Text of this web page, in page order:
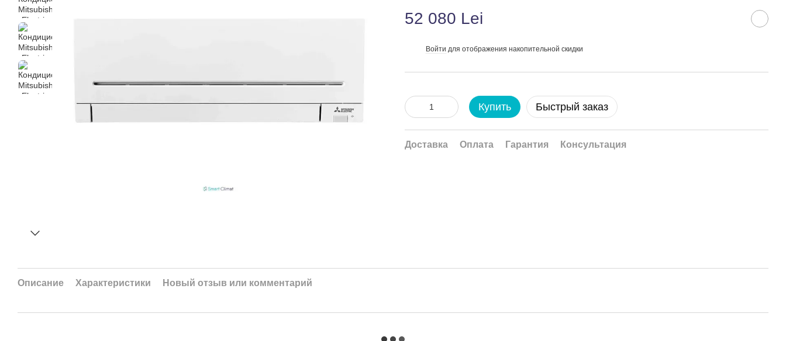
52 080 Lei
Войти для отображения накопительной скидки
Купить Быстрый заказ
Доставка Оплата Гарантия Консультация
Описание Характеристики Новый отзыв или комментарий